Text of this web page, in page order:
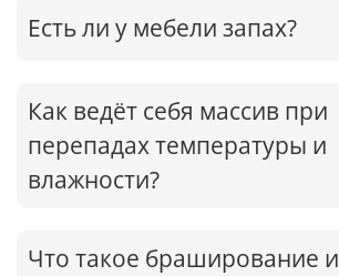
Есть ли у мебели запах?
Как ведёт себя массив при
перепадах температуры и
влажности?
Что такое браширование и